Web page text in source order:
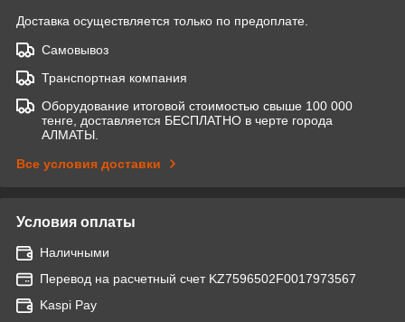
Доставка осуществляется только по предоплате.
Самовывоз
Транспортная компания
Оборудование итоговой стоимостью свыше 100 000
тенге, доставляется БЕСПЛАТНО в черте города
АЛМАТЫ.
Все условия доставки
Условия оплаты
Наличными
Перевод на расчетный счет KZ7596502F0017973567
Kaspi Pay